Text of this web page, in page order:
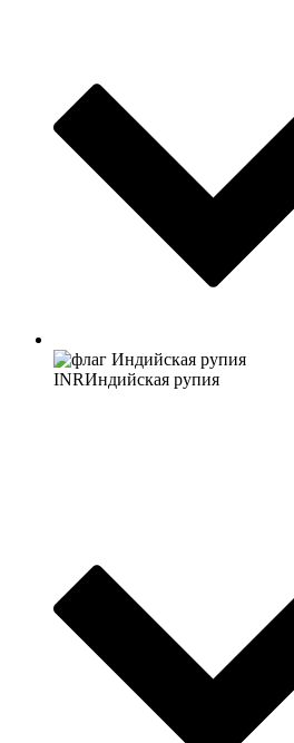
INRИндийская рупия